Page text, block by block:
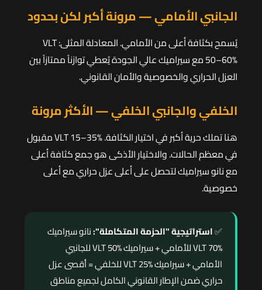
الجانبي الأمامي — مرونة أكبر لكن بحدود
يُسمح بكثافة أعلى من الأمامي. المعادلة المثلى: VLT
50–60% مع سيراميك عالي الجودة يُعطي توازناً ممتازاً بين
العزل الحراري والخصوصية والأمان القانوني.
الخلفي والجانبي الخلفي — الأكثر مرونة
هنا تملك حرية أكبر في اختيار الكثافة. VLT 15–35% مقبول
في معظم الحالات. والاختيار الأذكى هو جمع كثافة أعلى
مع نانو سيراميك لتحصل على أعلى عزل حراري مع أعلى
خصوصية.
✅استراتيجية "الحزمة المتكاملة":نانو سيراميك
VLT 70% للأمامي + سيراميك VLT 50% للجانبي
الأمامي + سيراميك VLT 25% للخلفي = أقصى عزل
حراري ضمن الإطار القانوني الكامل لجميع مناطق